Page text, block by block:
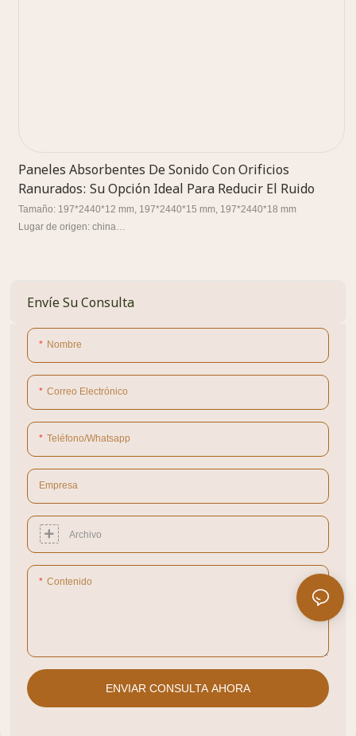
Envíe Su Consulta
Nombre
Correo Electrónico
Teléfono/whatsapp
Empresa
Archivo
Contenido
ENVIAR CONSULTA AHORA
Paneles Absorbentes De Sonido Con Orificios
Ranurados: Su Opción Ideal Para Reducir El Ruido
Tamaño: 197*2440*12 mm, 197*2440*15 mm, 197*2440*18 mm
Lugar de origen: china
etc.
Plazo de entrega: 1-2 semanas
Modelo: 29-3 61-3 13-3 28-4 45-3
Modo de transacción: EXW/FOB/CIF